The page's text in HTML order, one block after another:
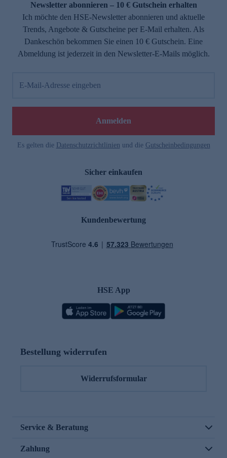
Newsletter abonnieren – 10 € Gutschein erhalten
Ich möchte den HSE-Newsletter abonnieren und aktuelle
Trends, Angebote & Gutscheine per E-Mail erhalten. Als
Dankeschön bekommen Sie einen 10 € Gutschein. Eine
Abmeldung ist jederzeit in den Newsletter-E-Mails möglich.
E-Mail-Adresse eingeben
Anmelden
Es gelten die Datenschutzrichtlinien und die Gutscheinbedingungen
Sicher einkaufen
Kundenbewertung
HSE App
Bestellung widerrufen
Widerrufsformular
Service & Beratung
Zahlung